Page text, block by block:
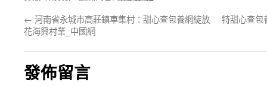
← 河南省永城市高莊鎮車集村：甜心查包養網綻放
花海興村業_中國網
特甜心查
發佈留言